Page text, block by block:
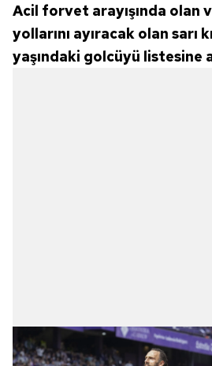
Acil forvet arayışında olan
yollarını ayıracak olan sarı
yaşındaki golcüyü listesine